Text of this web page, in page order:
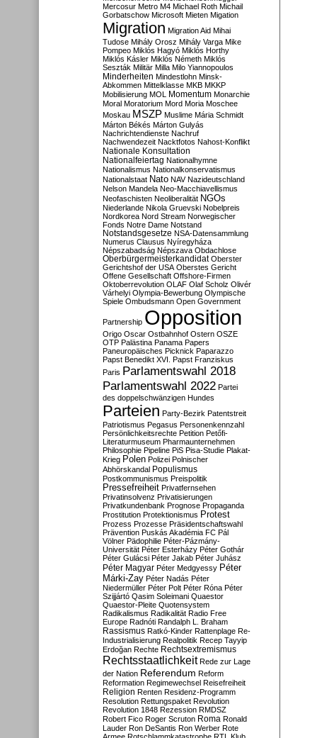
Mercosur Metro M4 Michael Roth Michail
Gorbatschow Microsoft Mieten Migation
Migration Migration Aid Mihai
Tudose Mihály Orosz Mihály Varga Mike
Pompeo Miklós Hagyó Miklós Horthy
Miklós Kásler Miklós Németh Miklós
Seszták Militär Milla Milo Yiannopoulos
Minderheiten Mindestlohn Minsk-
Abkommen Mittelklasse MKB MKKP
Mobilisierung MOL Momentum Monarchie
Moral Moratorium Mord Moria Moschee
Moskau MSZP Muslime Mária Schmidt
Márton Békés Márton Gulyás
Nachrichtendienste Nachruf
Nachwendezeit Nacktfotos Nahost-Konflikt
Nationale Konsultation
Nationalfeiertag Nationalhymne
Nationalismus Nationalkonservatismus
Nationalstaat Nato NAV Nazideutschland
Nelson Mandela Neo-Macchiavellismus
Neofaschisten Neoliberalität NGOs
Niederlande Nikola Gruevski Nobelpreis
Nordkorea Nord Stream Norwegischer
Fonds Notre Dame Notstand
Notstandsgesetze NSA-Datensammlung
Numerus Clausus Nyíregyháza
Népszabadság Népszava Obdachlose
Oberbürgermeisterkandidat Oberster
Gerichtshof der USA Oberstes Gericht
Offene Gesellschaft Offshore-Firmen
Oktoberrevolution OLAF Olaf Scholz Olivér
Várhelyi Olympia-Bewerbung Olympische
Spiele Ombudsmann Open Government
Partnership Opposition
Origo Oscar Ostbahnhof Ostern OSZE
OTP Palästina Panama Papers
Paneuropäisches Picknick Paparazzo
Papst Benedikt XVI. Papst Franziskus
Paris Parlamentswahl 2018
Parlamentswahl 2022 Partei
des doppelschwänzigen Hundes
Parteien Party-Bezirk Patentstreit
Patriotismus Pegasus Personenkennzahl
Persönlichkeitsrechte Petition Petőfi-
Literaturmuseum Pharmaunternehmen
Philosophie Pipeline PiS Pisa-Studie Plakat-
Krieg Polen Polizei Polnischer
Abhörskandal Populismus
Postkommunismus Preispolitik
Pressefreiheit Privatfernsehen
Privatinsolvenz Privatisierungen
Privatkundenbank Prognose Propaganda
Prostitution Protektionismus Protest
Prozess Prozesse Präsidentschaftswahl
Prävention Puskás Akadémia FC Pál
Völner Pädophilie Péter-Pázmány-
Universität Péter Esterházy Péter Gothár
Péter Gulácsi Péter Jakab Péter Juhász
Péter Magyar Péter Medgyessy Péter
Márki-Zay Péter Nadás Péter
Niedermüller Péter Polt Péter Róna Péter
Szijjártó Qasim Soleimani Quaestor
Quaestor-Pleite Quotensystem
Radikalismus Radikalität Radio Free
Europe Radnóti Randalph L. Braham
Rassismus Ratkó-Kinder Rattenplage Re-
Industrialisierung Realpolitik Recep Tayyip
Erdoğan Rechte Rechtsextremismus
Rechtsstaatlichkeit Rede zur Lage
der Nation Referendum Reform
Reformation Regimewechsel Reisefreiheit
Religion Renten Residenz-Programm
Resolution Rettungspaket Revolution
Revolution 1848 Rezession RMDSZ
Robert Fico Roger Scruton Roma Ronald
Lauder Ron DeSantis Ron Werber Rote